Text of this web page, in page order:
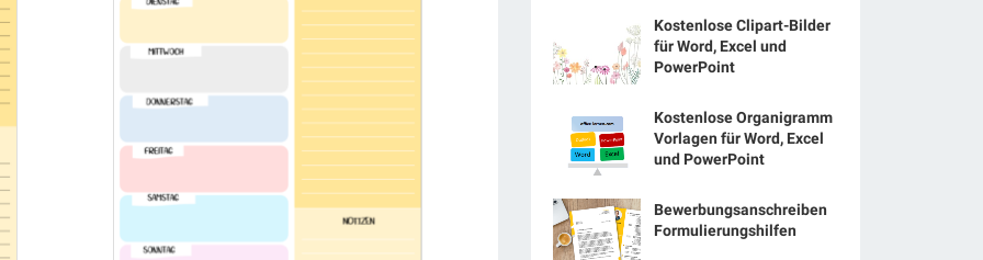
Kostenlose Clipart-Bilder
für Word, Excel und
PowerPoint
Kostenlose Organigramm
Vorlagen für Word, Excel
und PowerPoint
Bewerbungsanschreiben
Formulierungshilfen